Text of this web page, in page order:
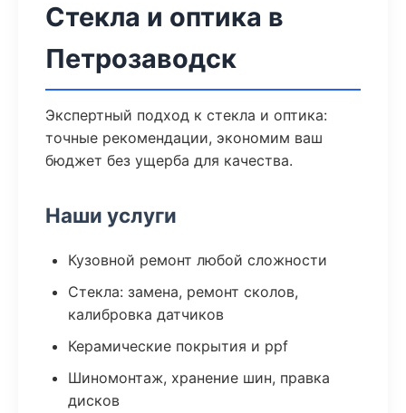
Стекла и оптика в
Петрозаводск
Экспертный подход к стекла и оптика:
точные рекомендации, экономим ваш
бюджет без ущерба для качества.
Наши услуги
Кузовной ремонт любой сложности
Стекла: замена, ремонт сколов,
калибровка датчиков
Керамические покрытия и ppf
Шиномонтаж, хранение шин, правка
дисков